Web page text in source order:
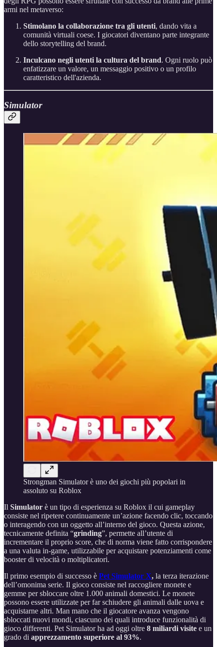
armi nel metaverso:
Stimolano la collaborazione tra gli utenti, dando vita a
comunità virtuali coese. I giocatori diventano parte integrante
dello storytelling del brand.
Inculcano negli utenti la cultura del brand. Ogni ruolo può
enfatizzare un valore, un messaggio positivo o un profilo
caratteristico dell'azienda.
Simulator
Strongman Simulator è uno dei giochi più popolari in
assoluto su Roblox
Il Simulator è un tipo di esperienza su Roblox il cui gameplay
consiste nel ripetere continuamente un’azione facendo clic, toccando
o interagendo con un oggetto all’interno del gioco. Questa azione,
tecnicamente definita “grinding”, permette all’utente di
incrementare il proprio score, che di norma viene fatto corrispondere
a una valuta in-game, utilizzabile per acquistare potenziamenti come
booster di velocità o moltiplicatori.
Il primo esempio di successo è Pet Simulator X, la terza iterazione
dell’omonima serie. Il gioco consiste nel raccogliere monete e
gemme per sbloccare oltre 1.000 animali domestici. Le monete
possono essere utilizzate per far schiudere gli animali dalle uova e
acquistarne altri. Man mano che il giocatore avanza vengono
sbloccati nuovi mondi, ciascuno dei quali introduce funzionalità di
gioco differenti. Pet Simulator ha ad oggi oltre 8 miliardi visite e un
grado di apprezzamento superiore al 93%.